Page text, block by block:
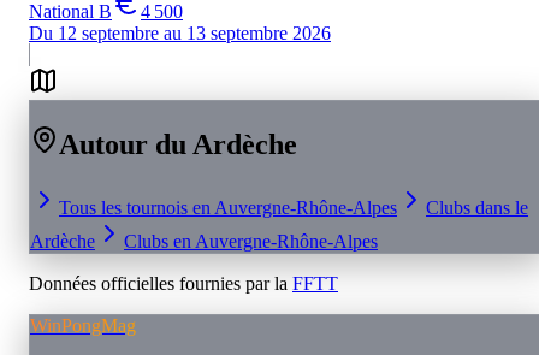
National B
4 500
Du 12 septembre au 13 septembre 2026
Autour duArdèche
Tous les tournois en Auvergne-Rhône-Alpes
Clubs dans le
Ardèche
Clubs en Auvergne-Rhône-Alpes
Données officielles fournies par la FFTT
WinPongMag